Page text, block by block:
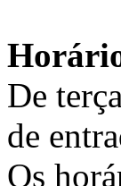
De
de
Os